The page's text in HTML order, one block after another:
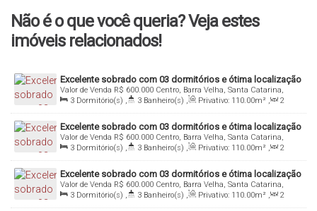
Não é o que você queria? Veja estes
imóveis relacionados!
Excelente sobrado com 03 dormitórios e ótima localização
R$ 600.000
Valor de Venda
Centro, Barra Velha, Santa Catarina,
Brasil
3 Dormitório(s) , 3 Banheiro(s) , Privativo: 110.00m² ,
2
Sala(s) , 1 Suíte(s) , Total: 110.00m² , 2 Vaga(s) ,
Útil:
110
.00 m²
Excelente sobrado com 03 dormitórios e ótima localização
R$ 600.000
Valor de Venda
Centro, Barra Velha, Santa Catarina,
Brasil
3 Dormitório(s) , 3 Banheiro(s) , Privativo: 110.00m² ,
2
Sala(s) , 1 Suíte(s) , Total: 110.00m² , 2 Vaga(s) ,
Útil:
110
.00 m²
Excelente sobrado com 03 dormitórios e ótima localização
R$ 600.000
Valor de Venda
Centro, Barra Velha, Santa Catarina,
Brasil
3 Dormitório(s) , 3 Banheiro(s) , Privativo: 110.00m² ,
2
Sala(s) , 1 Suíte(s) , Total: 110.00m² , 2 Vaga(s) ,
Útil: